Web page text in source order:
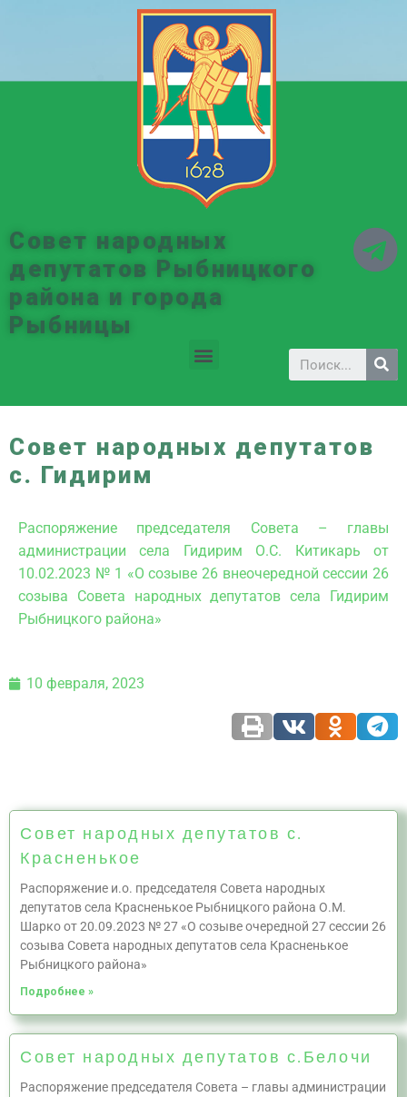
Совет народных
депутатов Рыбницкого
района и города
Рыбницы
Совет народных депутатов
с. Гидирим
Распоряжение председателя Совета – главы
администрации села Гидирим О.С. Китикарь от
10.02.2023 № 1 «О созыве 26 внеочередной сессии 26
созыва Совета народных депутатов села Гидирим
Рыбницкого района»
10 февраля, 2023
Совет народных депутатов с.
Красненькое
Распоряжение и.о. председателя Совета народных
депутатов села Красненькое Рыбницкого района О.М.
Шарко от 20.09.2023 № 27 «О созыве очередной 27 сессии 26
созыва Совета народных депутатов села Красненькое
Рыбницкого района»
Подробнее »
Совет народных депутатов с.Белочи
Распоряжение председателя Совета – главы администрации